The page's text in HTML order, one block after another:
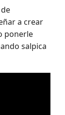
a crear
ponerle
salpica